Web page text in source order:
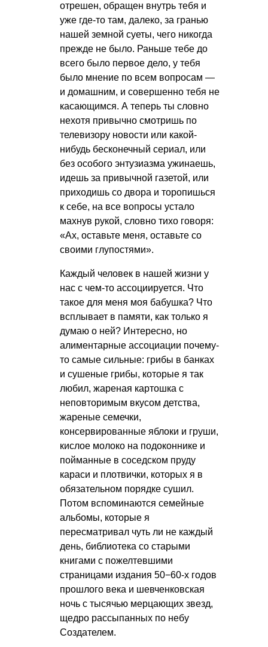
отрешен, обращен внутрь тебя и
уже где-то там, далеко, за гранью
нашей земной суеты, чего никогда
прежде не было. Раньше тебе до
всего было первое дело, у тебя
было мнение по всем вопросам —
и домашним, и совершенно тебя не
касающимся. А теперь ты словно
нехотя привычно смотришь по
телевизору новости или какой-
нибудь бесконечный сериал, или
без особого энтузиазма ужинаешь,
идешь за привычной газетой, или
приходишь со двора и торопишься
к себе, на все вопросы устало
махнув рукой, словно тихо говоря:
«Ах, оставьте меня, оставьте со
своими глупостями».
Каждый человек в нашей жизни у
нас с чем-то ассоциируется. Что
такое для меня моя бабушка? Что
всплывает в памяти, как только я
думаю о ней? Интересно, но
алиментарные ассоциации почему-
то самые сильные: грибы в банках
и сушеные грибы, которые я так
любил, жареная картошка с
неповторимым вкусом детства,
жареные семечки,
консервированные яблоки и груши,
кислое молоко на подоконнике и
пойманные в соседском пруду
караси и плотвички, которых я в
обязательном порядке сушил.
Потом вспоминаются семейные
альбомы, которые я
пересматривал чуть ли не каждый
день, библиотека со старыми
книгами с пожелтевшими
страницами издания 50−60-х годов
прошлого века и шевченковская
ночь с тысячью мерцающих звезд,
щедро рассыпанных по небу
Создателем.